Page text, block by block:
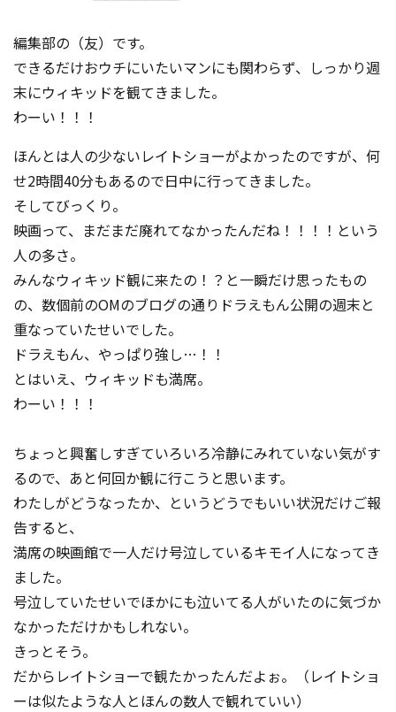
事例紹介
事務局アウトソーシング
無料掲載お申し込み
掲載内容のご確認はこちら
ログイン
編集部の（友）です。
できるだけおウチにいたいマンにも関わらず、しっかり週
末にウィキッドを観てきました。
わーい！！！
ほんとは人の少ないレイトショーがよかったのですが、何
せ2時間40分もあるので日中に行ってきました。
そしてびっくり。
映画って、まだまだ廃れてなかったんだね！！！！という
人の多さ。
みんなウィキッド観に来たの！？と一瞬だけ思ったもの
の、数個前のOMのブログの通りドラえもん公開の週末と
重なっていたせいでした。
ドラえもん、やっぱり強し…！！
とはいえ、ウィキッドも満席。
わーい！！！
ちょっと興奮しすぎていろいろ冷静にみれていない気がす
るので、あと何回か観に行こうと思います。
わたしがどうなったか、というどうでもいい状況だけご報
告すると、
満席の映画館で一人だけ号泣しているキモイ人になってき
ました。
号泣していたせいでほかにも泣いてる人がいたのに気づか
なかっただけかもしれない。
きっとそう。
だからレイトショーで観たかったんだよぉ。（レイトショ
ーは似たような人とほんの数人で観れていい）